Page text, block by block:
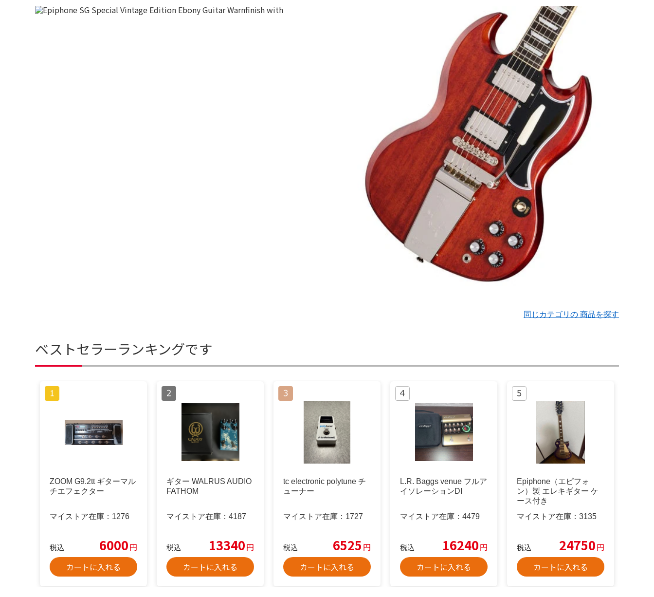
同じカテゴリの 商品を探す
ベストセラーランキングです
ZOOM G9.2tt ギターマル
チエフェクター
マイストア在庫： 1276
税込 6000円
カートに入れる
ギター WALRUS AUDIO
FATHOM
マイストア在庫： 4187
税込 13340円
カートに入れる
tc electronic polytune チ
ューナー
マイストア在庫： 1727
税込 6525 円
カートに入れる
L.R. Baggs venue フルア
イソレーションDI
マイストア在庫： 4479
税込 16240円
カートに入れる
Epiphone（エピフォ
ン）製 エレキギター ケ
ース付き
マイストア在庫： 3135
税込 24750円
カートに入れる